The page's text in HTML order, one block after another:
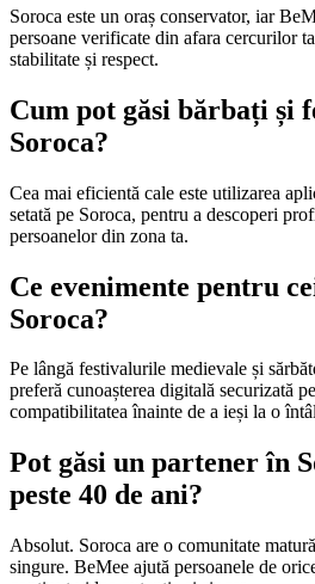
Soroca este un oraș conservator, iar
persoane verificate din afara cercurilor
stabilitate și respect.
Cum pot găsi bărbați și
Soroca?
Cea mai eficientă cale este utilizarea
setată pe Soroca, pentru a descoperi
persoanelor din zona ta.
Ce evenimente pentru
Soroca?
Pe lângă festivalurile medievale și
preferă cunoașterea digitală securizată
compatibilitatea înainte de a ieși la o
Pot găsi un partener în
peste 40 de ani?
Absolut. Soroca are o comunitate
singure. BeMee ajută persoanele de